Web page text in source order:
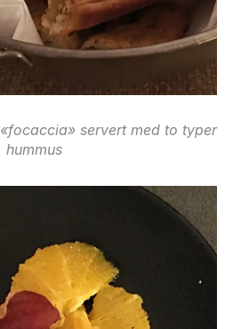
servert med to typer
hummus